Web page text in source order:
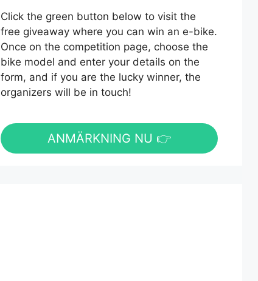
Click the green button below to visit the
free giveaway where you can win an e-bike.
Once on the competition page, choose the
bike model and enter your details on the
form, and if you are the lucky winner, the
organizers will be in touch!
ANMÄRKNING NU 👉